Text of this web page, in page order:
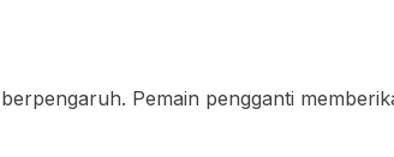
Pemain pengganti